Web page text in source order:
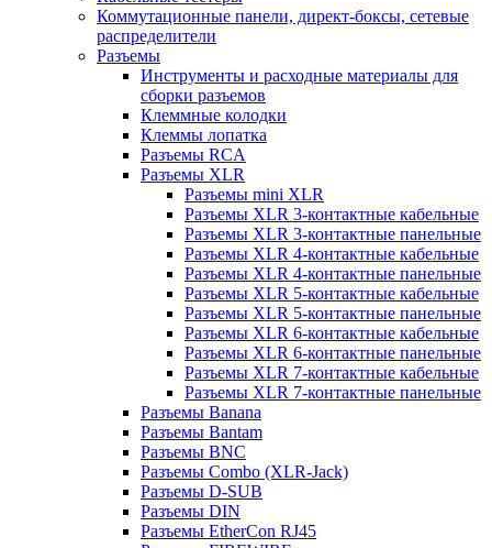
Коммутационные панели, директ-боксы, сетевые
распределители
Разъемы
Инструменты и расходные материалы для
сборки разъемов
Клеммные колодки
Клеммы лопатка
Разъемы RCA
Разъемы XLR
Разъемы mini XLR
Разъемы XLR 3-контактные кабельные
Разъемы XLR 3-контактные панельные
Разъемы XLR 4-контактные кабельные
Разъемы XLR 4-контактные панельные
Разъемы XLR 5-контактные кабельные
Разъемы XLR 5-контактные панельные
Разъемы XLR 6-контактные кабельные
Разъемы XLR 6-контактные панельные
Разъемы XLR 7-контактные кабельные
Разъемы XLR 7-контактные панельные
Разъемы Banana
Разъемы Bantam
Разъемы BNC
Разъемы Combo (XLR-Jack)
Разъемы D-SUB
Разъемы DIN
Разъемы EtherCon RJ45